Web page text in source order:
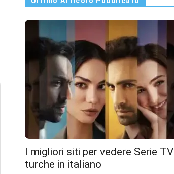
I migliori siti per vedere Serie TV
turche in italiano